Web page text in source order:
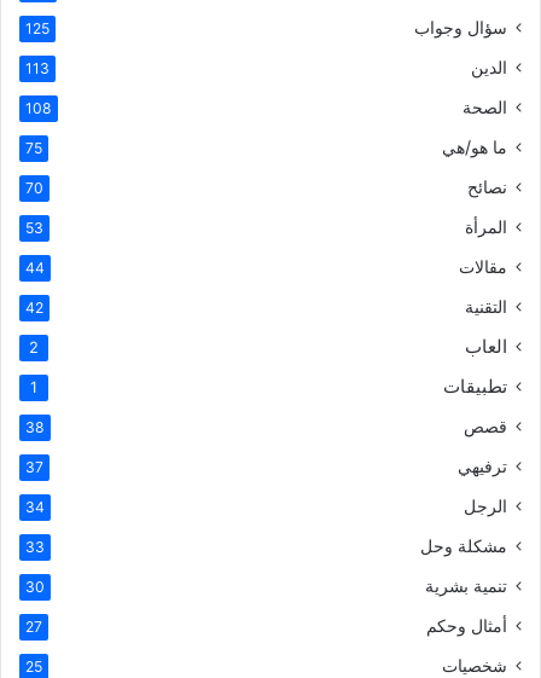
سؤال وجواب 125
الدين 113
الصحة 108
ما هو/هي 75
نصائح 70
المرأة 53
مقالات 44
التقنية 42
العاب 2
تطبيقات 1
قصص 38
ترفيهي 37
الرجل 34
مشكلة وحل 33
تنمية بشرية 30
أمثال وحكم 27
شخصيات 25